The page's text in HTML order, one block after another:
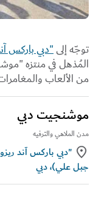
توجّه إلى"دبي باركس
المُذهل في منتزه
من الألعاب
موشنجيت دبي
مدن الملاهي والترفيه
"دبي باركس آند
جبل علي)، دبي